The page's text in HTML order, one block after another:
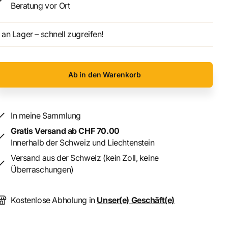
Beratung vor Ort
an Lager – schnell zugreifen!
Ab in den Warenkorb
In meine Sammlung
Gratis Versand ab CHF 70.00
Innerhalb der Schweiz und Liechtenstein
Versand aus der Schweiz (kein Zoll, keine
Überraschungen)
Kostenlose Abholung in Unser(e) Geschäft(e)